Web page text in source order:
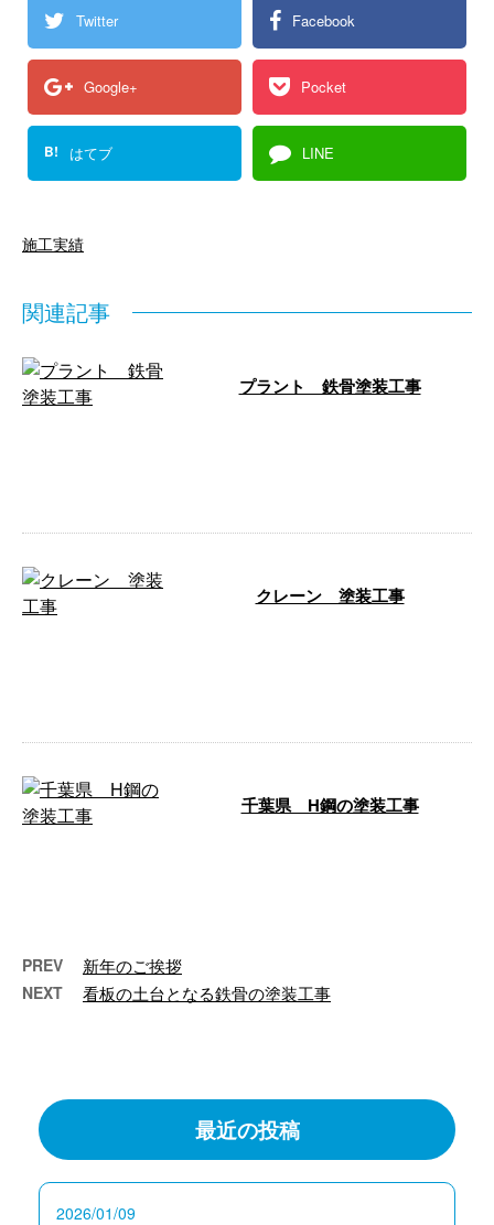
Twitter Facebook
Google+ Pocket
B! はてブ LINE
施工実績
関連記事
プラント 鉄骨塗装工事
クレーン 塗装工事
千葉県 H鋼の塗装工事
PREV 新年のご挨拶
NEXT 看板の土台となる鉄骨の塗装工事
最近の投稿
2026/01/09